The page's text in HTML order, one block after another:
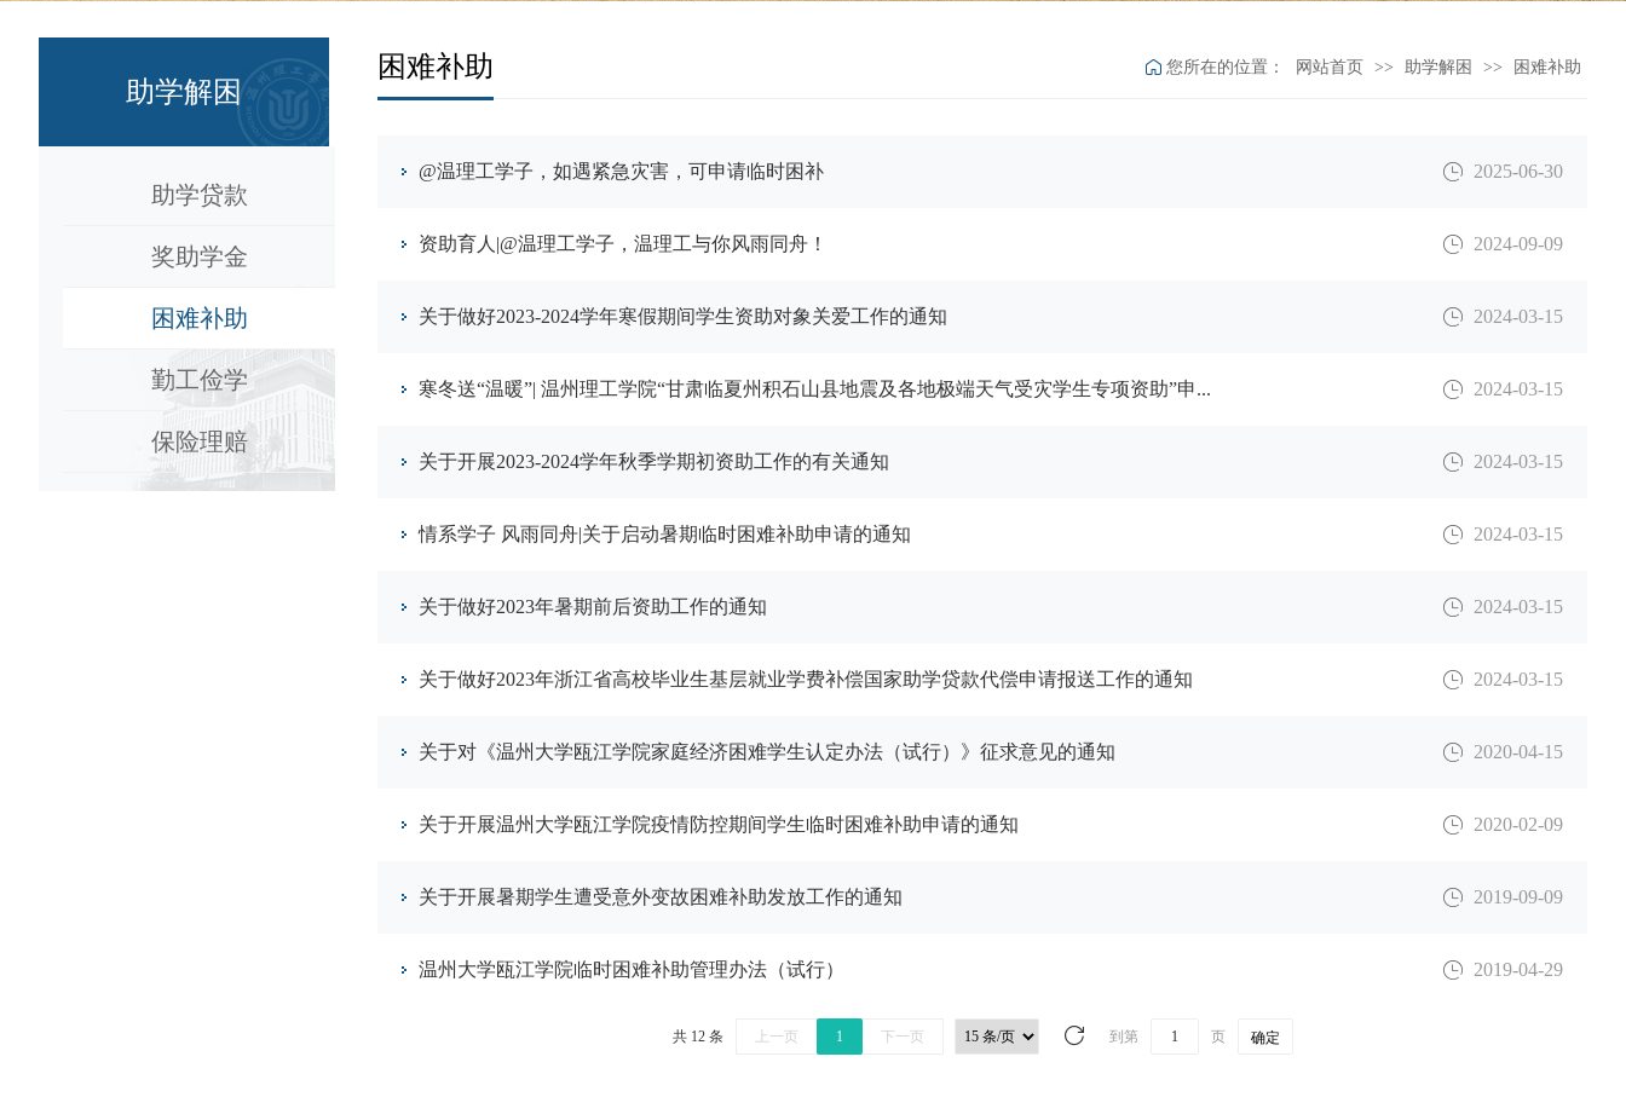
助学解困
助学贷款
奖助学金
困难补助
勤工俭学
保险理赔
困难补助 您所在的位置： 网站首页 >> 助学解困 >> 困难补助
@温理工学子，如遇紧急灾害，可申请临时困补 2025-06-30
资助育人|@温理工学子，温理工与你风雨同舟！ 2024-09-09
关于做好2023-2024学年寒假期间学生资助对象关爱工作的通知 2024-03-15
寒冬送“温暖”| 温州理工学院“甘肃临夏州积石山县地震及各地极端天气受灾学生专项资助”申... 2024-03-15
关于开展2023-2024学年秋季学期初资助工作的有关通知 2024-03-15
情系学子 风雨同舟|关于启动暑期临时困难补助申请的通知 2024-03-15
关于做好2023年暑期前后资助工作的通知 2024-03-15
关于做好2023年浙江省高校毕业生基层就业学费补偿国家助学贷款代偿申请报送工作的通知 2024-03-15
关于对《温州大学瓯江学院家庭经济困难学生认定办法（试行）》征求意见的通知 2020-04-15
关于开展温州大学瓯江学院疫情防控期间学生临时困难补助申请的通知 2020-02-09
关于开展暑期学生遭受意外变故困难补助发放工作的通知 2019-09-09
温州大学瓯江学院临时困难补助管理办法（试行） 2019-04-29
共 12 条 上一页 1 下一页 到第 页 确定